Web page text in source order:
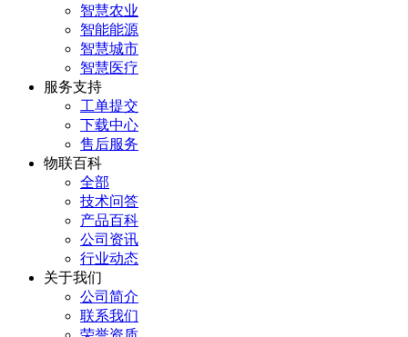
智慧农业
智能能源
智慧城市
智慧医疗
服务支持
工单提交
下载中心
售后服务
物联百科
全部
技术问答
产品百科
公司资讯
行业动态
关于我们
公司简介
联系我们